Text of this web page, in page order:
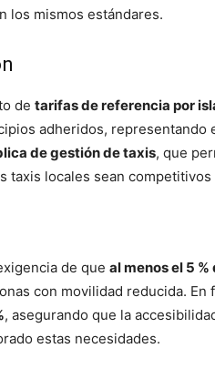
los mismos estándares.
de tarifas de referencia por
adheridos, representando
de gestión de taxis, que
taxis locales sean competitivos
de que al menos el 5
con movilidad reducida. En
, asegurando que la
estas necesidades.